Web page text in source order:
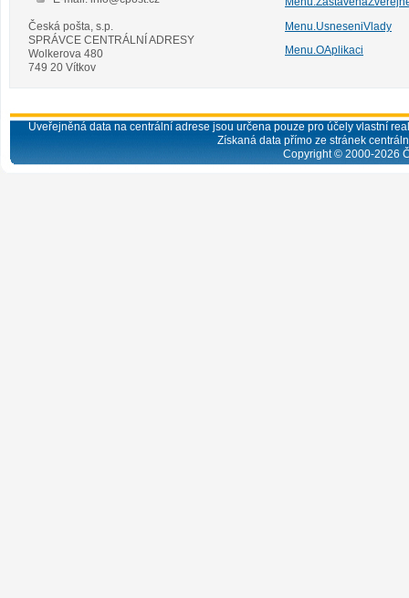
Česká pošta, s.p.
SPRÁVCE CENTRÁLNÍ ADRESY
Wolkerova 480
749 20 Vítkov
Menu.UsneseniVlady
Menu.OAplikaci
Uveřejněná data na centrální adrese jsou určena pouze pro účely vlastní
Získaná data přímo ze stránek
Copyright © 2000-2026